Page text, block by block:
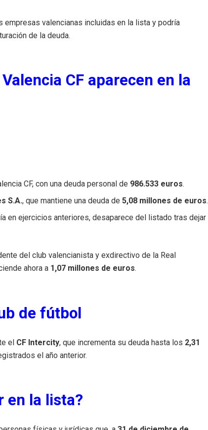
valencianas incluidas en la lista y podría
de la deuda.
CF aparecen en la
CF, con una deuda personal de 986.533 euros.
S.A., que mantiene una deuda de5,08 millones de euros.
en ejercicios anteriores, desaparece del listado tras dejar
del club valencianista y exdirectivo de la Real
ahora a 1,07 millones de euros.
de fútbol
el CF Intercity, que incrementa su deuda hasta los 2,31
el año anterior.
en la lista?